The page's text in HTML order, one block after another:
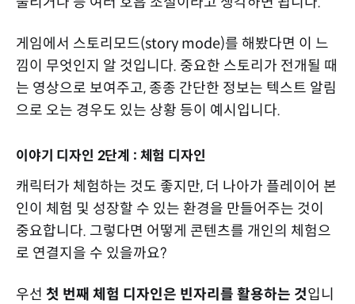
게임에서 스토리모드(story mode)를 해봤다면 이 느
낌이 무엇인지 알 것입니다. 중요한 스토리가 전개될 때
는 영상으로 보여주고, 종종 간단한 정보는 텍스트 알림
으로 오는 경우도 있는 상황 등이 예시입니다.
이야기 디자인 2단계 : 체험 디자인
캐릭터가 체험하는 것도 좋지만, 더 나아가 플레이어 본
인이 체험 및 성장할 수 있는 환경을 만들어주는 것이
중요합니다. 그렇다면 어떻게 콘텐츠를 개인의 체험으
로 연결지을 수 있을까요?
우선 첫 번째 체험 디자인은 빈자리를 활용하는 것입니